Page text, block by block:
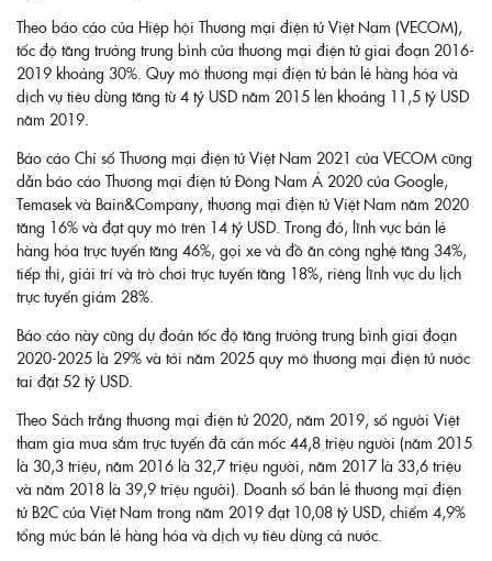
Theo báo cáo của Hiệp hội Thương mại điện tử Việt Nam (VECOM),
tốc độ tăng trưởng trung bình của thương mại điện tử giai đoạn 2016-
2019 khoảng 30%. Quy mô thương mại điện tử bán lẻ hàng hóa và
dịch vụ tiêu dùng tăng từ 4 tỷ USD năm 2015 lên khoảng 11,5 tỷ USD
năm 2019.
Báo cáo Chỉ số Thương mại điện tử Việt Nam 2021 của VECOM cũng
dẫn báo cáo Thương mại điện tử Đông Nam Á 2020 của Google,
Temasek và Bain&Company, thương mại điện tử Việt Nam năm 2020
tăng 16% và đạt quy mô trên 14 tỷ USD. Trong đó, lĩnh vực bán lẻ
hàng hóa trực tuyến tăng 46%, gọi xe và đồ ăn công nghệ tăng 34%,
tiếp thị, giải trí và trò chơi trực tuyến tăng 18%, riêng lĩnh vực du lịch
trực tuyến giảm 28%.
Báo cáo này cũng dự đoán tốc độ tăng trưởng trung bình giai đoạn
2020-2025 là 29% và tới năm 2025 quy mô thương mại điện tử nước
tai đặt 52 tỷ USD.
Theo Sách trắng thương mại điện tử 2020, năm 2019, số người Việt
tham gia mua sắm trực tuyến đã cán mốc 44,8 triệu người (năm 2015
là 30,3 triệu, năm 2016 là 32,7 triệu người, năm 2017 là 33,6 triệu
và năm 2018 là 39,9 triệu người). Doanh số bán lẻ thương mại điện
tử B2C của Việt Nam trong năm 2019 đạt 10,08 tỷ USD, chiếm 4,9%
tổng mức bán lẻ hàng hóa và dịch vụ tiêu dùng cả nước.